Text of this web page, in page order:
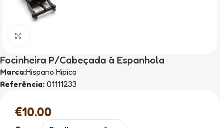
Focinheira P/Cabeçada à Espanhola
Marca:Hispano Hipica
Referência: 01111233
€10.00